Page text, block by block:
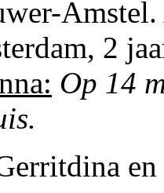
Amstel
, 2
Op 14